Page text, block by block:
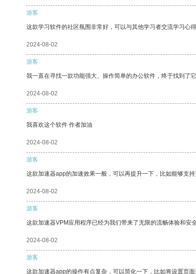
游客
这款学习软件的社区氛围非常好，可以与其他学习者交流学习心得
2024-08-02
游客
我一直在寻找一款功能强大、操作简单的办公软件，终于找到了
2024-08-02
游客
我喜欢这个软件 作者加油
2024-08-02
游客
这款加速器app的加速效果一般，可以再提升一下，比如能够支持
2024-08-02
游客
这款加速器VPM应用程序已经为我们带来了无限的流畅体验和安全
2024-08-02
游客
这款加速器app的操作有点复杂，可以简化一下，比如将设置页面